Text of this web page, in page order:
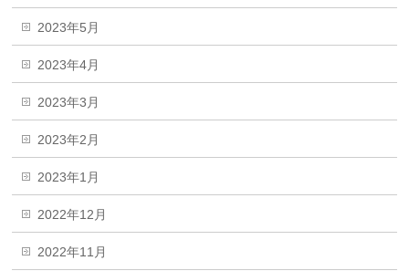
2023年5月
2023年4月
2023年3月
2023年2月
2023年1月
2022年12月
2022年11月